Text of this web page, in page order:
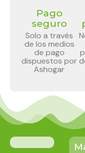
Pago
seguro
Solo a través
de los medios
de pago
dispuestos por
Ashogar